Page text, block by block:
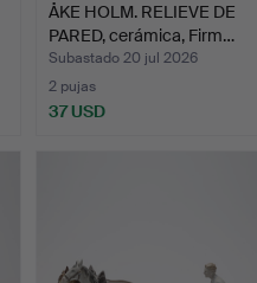
ÅKE HOLM. RELIEVE DE
PARED, cerámica, Firm…
Subastado 20 jul 2026
2 pujas
37 USD